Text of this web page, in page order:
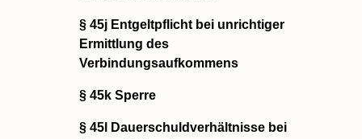
§ 45j Entgeltpflicht bei unrichtiger
Ermittlung des
Verbindungsaufkommens
§ 45k Sperre
§ 45l Dauerschuldverhältnisse bei